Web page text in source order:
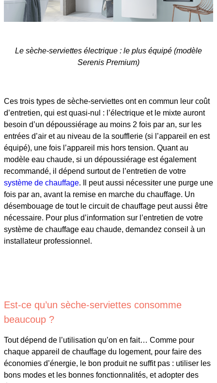
Le sèche-serviettes électrique : le plus équipé (modèle
Serenis Premium)
Ces trois types de sèche-serviettes ont en commun leur coût
d’entretien, qui est quasi-nul : l’électrique et le mixte auront
besoin d’un dépoussiérage au moins 2 fois par an, sur les
entrées d’air et au niveau de la soufflerie (si l’appareil en est
équipé), une fois l’appareil mis hors tension. Quant au
modèle eau chaude, si un dépoussiérage est également
recommandé, il dépend surtout de l’entretien de votre
système de chauffage. Il peut aussi nécessiter une purge une
fois par an, avant la remise en marche du chauffage. Un
désembouage de tout le circuit de chauffage peut aussi être
nécessaire. Pour plus d’information sur l’entretien de votre
système de chauffage eau chaude, demandez conseil à un
installateur professionnel.
Est-ce qu’un sèche-serviettes consomme
beaucoup ?
Tout dépend de l’utilisation qu’on en fait… Comme pour
chaque appareil de chauffage du logement, pour faire des
économies d’énergie, le bon produit ne suffit pas : utiliser les
bons modes et les bonnes fonctionnalités, et adopter des